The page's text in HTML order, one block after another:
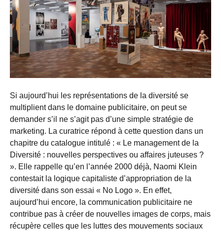
Si aujourd’hui les représentations de la diversité se
multiplient dans le domaine publicitaire, on peut se
demander s’il ne s’agit pas d’une simple stratégie de
marketing. La curatrice répond à cette question dans un
chapitre du catalogue intitulé : « Le management de la
Diversité : nouvelles perspectives ou affaires juteuses ?
». Elle rappelle qu’en l’année 2000 déjà, Naomi Klein
contestait la logique capitaliste d’appropriation de la
diversité dans son essai « No Logo ». En effet,
aujourd’hui encore, la communication publicitaire ne
contribue pas à créer de nouvelles images de corps, mais
récupère celles que les luttes des mouvements sociaux